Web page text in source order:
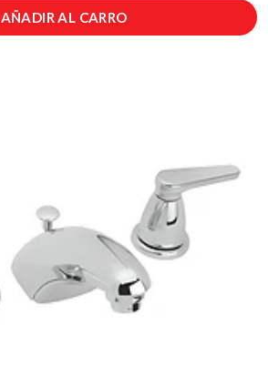
AÑADIR AL CARRO